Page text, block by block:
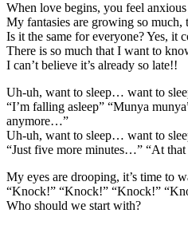
When love begins, you feel anxious
My fantasies are growing so
Is it the same for everyone? Yes, it
There is so much that I want to
I can’t believe it’s already so late!!
Uh-uh, want to sleep… want to
“I’m falling asleep” “Munya
anymore…”
Uh-uh, want to sleep… want to
“Just five more minutes…” “At that
My eyes are drooping, it’s time to
“Knock!” “Knock!” “Knock!”
Who should we start with?